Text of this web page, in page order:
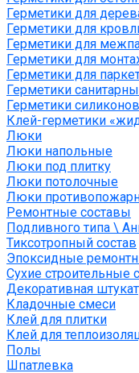
Герметики для
Герметики для
Герметики для
Герметики для
Герметики для
Герметики
Герметики
Клей-герметики
Люки
Люки напольные
Люки под плитку
Люки потолочные
Люки
Ремонтные составы
Подливного типа \
Тиксотропный состав
Эпоксидные
Сухие строительные
Декоративная
Кладочные смеси
Клей для плитки
Клей для
Полы
Шпатлевка